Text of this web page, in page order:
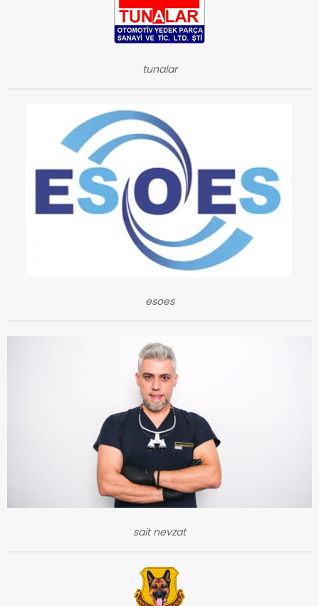
tunalar
esoes
sait nevzat